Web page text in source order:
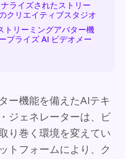
ライズされたストリー
クリエイティブスタジオ
リーミングアバター機
プライズ AI ビデオメー
ー機能を備えたAIテキ
ジェネレーターは、ビ
り巻く環境を変えてい
トフォームにより、ク